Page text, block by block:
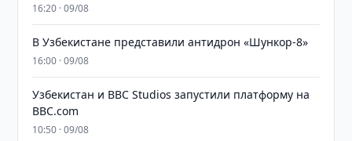
16:20 · 09/08
В Узбекистане представили антидрон «Шункор-8»
16:00 · 09/08
Узбекистан и BBC Studios запустили платформу на
BBC.com
10:50 · 09/08